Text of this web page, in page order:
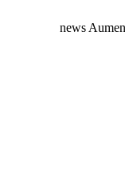
news